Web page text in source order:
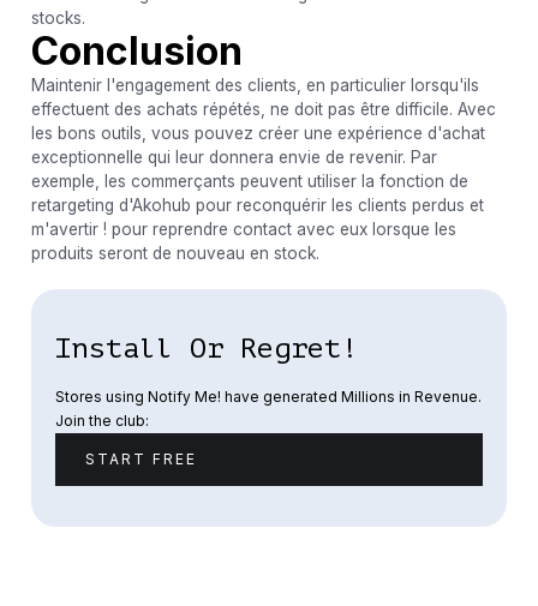
stocks.
Conclusion
Maintenir l'engagement des clients, en particulier lorsqu'ils
effectuent des achats répétés, ne doit pas être difficile. Avec
les bons outils, vous pouvez créer une expérience d'achat
exceptionnelle qui leur donnera envie de revenir. Par
exemple, les commerçants peuvent utiliser la fonction de
retargeting d'Akohub pour reconquérir les clients perdus et
m'avertir ! pour reprendre contact avec eux lorsque les
produits seront de nouveau en stock.
Install Or Regret!
Stores using Notify Me! have generated Millions in Revenue.
Join the club:
START FREE